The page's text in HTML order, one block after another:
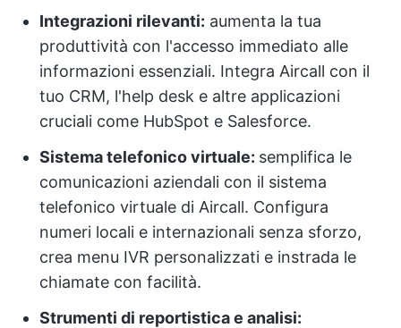
Integrazioni rilevanti: aumenta la tua
produttività con l'accesso immediato alle
informazioni essenziali. Integra Aircall con il
tuo CRM, l'help desk e altre applicazioni
cruciali come HubSpot e Salesforce.
Sistema telefonico virtuale: semplifica le
comunicazioni aziendali con il sistema
telefonico virtuale di Aircall. Configura
numeri locali e internazionali senza sforzo,
crea menu IVR personalizzati e instrada le
chiamate con facilità.
Strumenti di reportistica e analisi: